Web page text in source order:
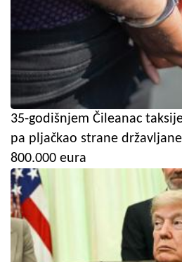
35-godišnjem Čileanac
pa pljačkao strane
800.000 eura